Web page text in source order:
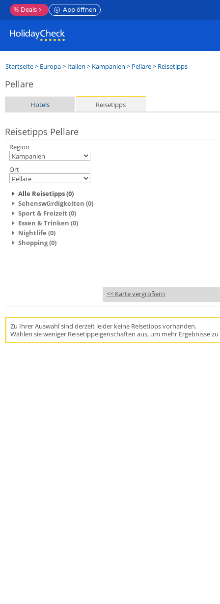
% Deals App öffnen
Startseite> Europa> Italien > Kampanien > Pellare> Reisetipps
Pellare
Hotels Reisetipps
Reisetipps Pellare
Region
Ort
Alle Reisetipps (0)
Sehenswürdigkeiten (0)
Sport & Freizeit (0)
Essen & Trinken (0)
Nightlife (0)
Shopping (0)
<< Karte vergrößern
Zu Ihrer Auswahl sind derzeit leider keine Reisetipps vorhanden.
Wählen sie weniger Reisetippeigenschaften aus, um mehr Ergebnisse